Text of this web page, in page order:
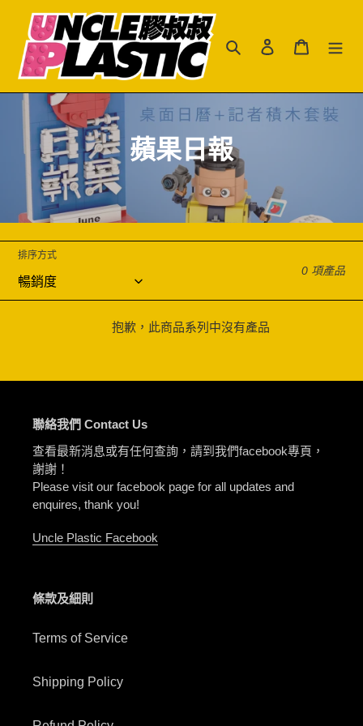
搜尋 登入 購物車
商
系
列
:
蘋果日報
排序方式
0 項產品
抱歉，此商品系列中沒有產品
聯絡我們 Contact Us
查看最新消息或有任何查詢，請到我們facebook專頁，
謝謝！
Please visit our facebook page for all updates and
enquires, thank you!
Uncle Plastic Facebook
條款及細則
Terms of Service
Shipping Policy